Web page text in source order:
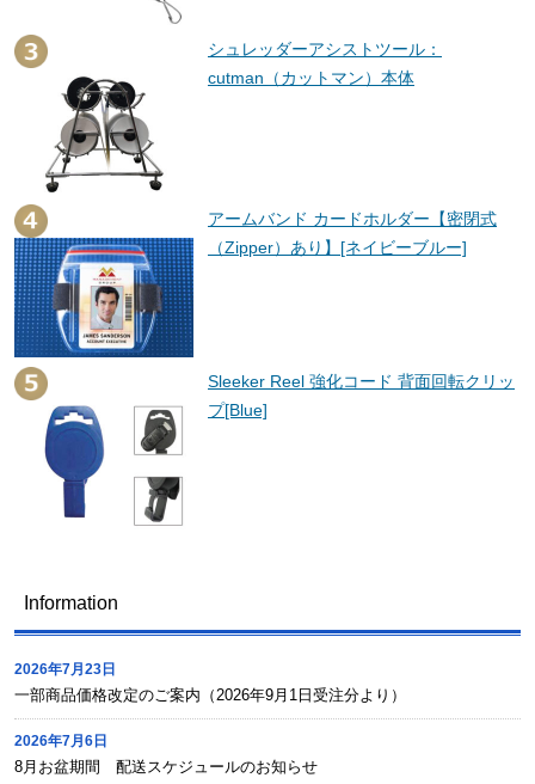
シュレッダーアシストツール：
cutman（カットマン）本体
アームバンド カードホルダー【密閉式
（Zipper）あり】[ネイビーブルー]
Sleeker Reel 強化コード 背面回転クリッ
プ[Blue]
Information
2026年7月23日
一部商品価格改定のご案内（2026年9月1日受注分より）
2026年7月6日
8月お盆期間 配送スケジュールのお知らせ